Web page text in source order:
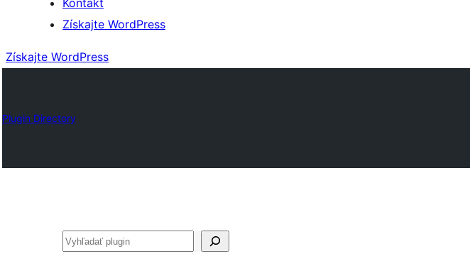
Kontakt
Získajte WordPress
Získajte WordPress
Plugin Directory
Hľadať